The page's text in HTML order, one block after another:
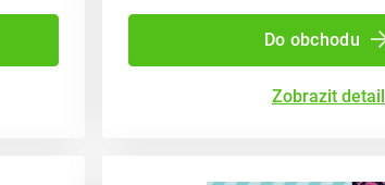
Do obchodu
Zobrazit detail